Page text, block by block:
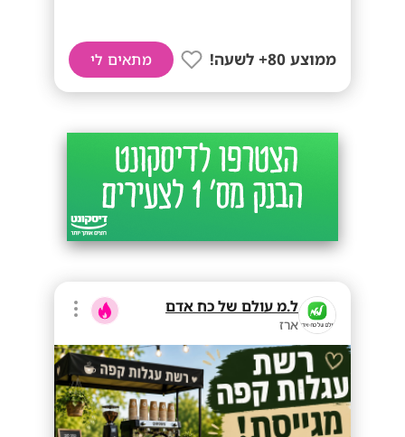
ממוצע 80+ לשעה! מתאים לי
ל.מ עולם של כח אדם
ארז